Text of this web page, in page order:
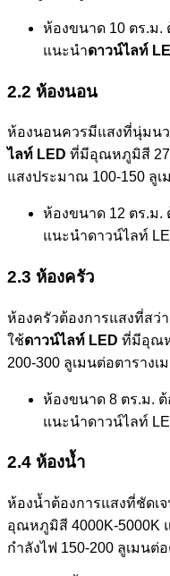
ห้องขนาด 10 ตร.ม.
แนะนำดาวน์ไลท์
2.2 ห้องนอน
ห้องนอนควรมีแสงที่นุ่มนว
ไลท์ LED ที่มีอุณหภูมิสี
แสงประมาณ 100-150 ลูเ
ห้องขนาด 12 ตร.ม.
แนะนำดาวน์ไลท์
2.3 ห้องครัว
ห้องครัวต้องการแสงที่สว่
ใช้ดาวน์ไลท์ LED ที่มีอุณห
200-300 ลูเมนต่อตารางเ
ห้องขนาด 8 ตร.ม. ต้
แนะนำดาวน์ไลท์
2.4 ห้องน้ำ
ห้องน้ำต้องการแสงที่ชัดเจ
อุณหภูมิสี 4000K-5000K
กำลังไฟ 150-200 ลูเมนต่